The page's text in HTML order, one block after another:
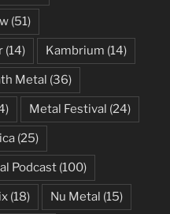
(51)
(14) Kambrium (14)
Metal (36)
Metal Festival (24)
(25)
Podcast (100)
(18) Nu Metal (15)